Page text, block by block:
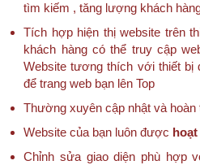
tìm kiếm , tăng lượng khách
Tích hợp hiện thị website trên
khách hàng có thể truy cập
Website tương thích với thiết bị
để trang web bạn lên Top
Thường xuyên cập nhật và hoàn
Website của bạn luôn được
Chỉnh sửa giao diện phù hợp